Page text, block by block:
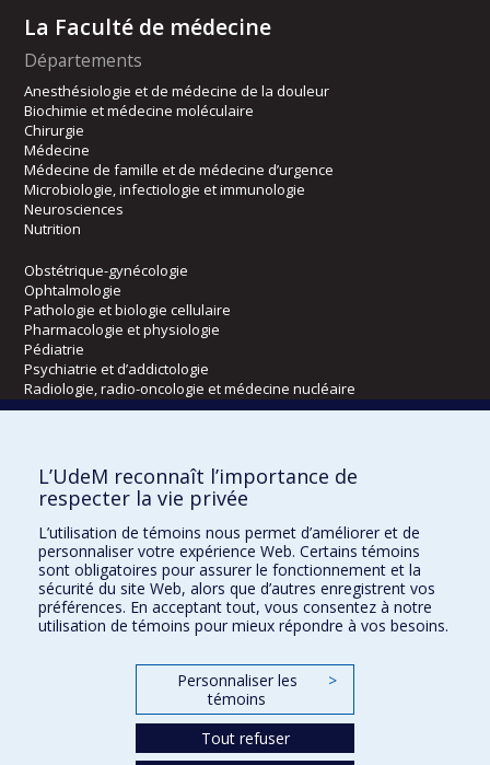
La Faculté de médecine
Départements
Anesthésiologie et de médecine de la douleur
Biochimie et médecine moléculaire
Chirurgie
Médecine
Médecine de famille et de médecine d’urgence
Microbiologie, infectiologie et immunologie
Neurosciences
Nutrition
Obstétrique-gynécologie
Ophtalmologie
Pathologie et biologie cellulaire
Pharmacologie et physiologie
Pédiatrie
Psychiatrie et d’addictologie
Radiologie, radio-oncologie et médecine nucléaire
Kinésiologie et des sciences de l’activité physique
Orthophonie et audiologie
Réadaptation
Directions
DPC
CPASS
L’UdeM reconnaît l’importance de
respecter la vie privée
L’utilisation de témoins nous permet d’améliorer et de
personnaliser votre expérience Web. Certains témoins
sont obligatoires pour assurer le fonctionnement et la
sécurité du site Web, alors que d’autres enregistrent vos
préférences. En acceptant tout, vous consentez à notre
utilisation de témoins pour mieux répondre à vos besoins.
Personnaliser les
témoins
>
Tout refuser